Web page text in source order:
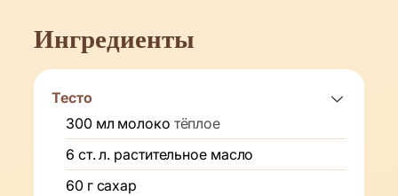
Ингредиенты
Тесто
300 мл молоко тёплое
6 ст. л. растительное масло
60 г сахар